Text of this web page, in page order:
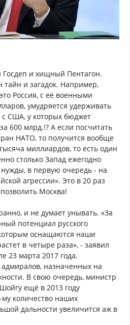
и хищный Пентагон.
и загадок. Например,
Россия, с её военными
умудряется удерживать
с США, у которых бюджет
600 млрд.!? А если посчитать
НАТО, то получится вообще
миллиардов, то есть один
столько Запад ежегодно
в первую очередь - на
агрессии». Это в 20 раз
Москва!
и не думает унывать. «За
потенциал русского
оснащаются наши
в четыре раза», - заявил
23 марта 2017 года,
назначенных на
В свою очередь, министр
ещё в 2013 году
количество наших
дальности увеличится аж в